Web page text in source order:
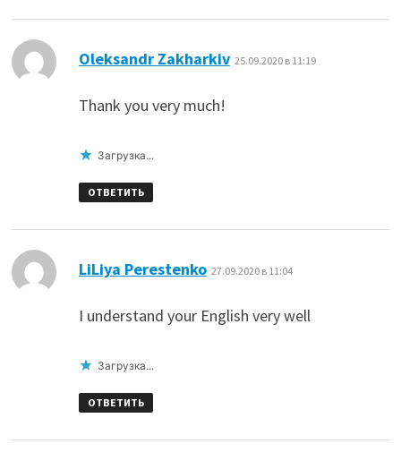
Oleksandr Zakharkiv: 25.09.2020 в 11:19
Thank you very much!
Загрузка...
ОТВЕТИТЬ
LiLiya Perestenko: 27.09.2020 в 11:04
I understand your English very well
Загрузка...
ОТВЕТИТЬ